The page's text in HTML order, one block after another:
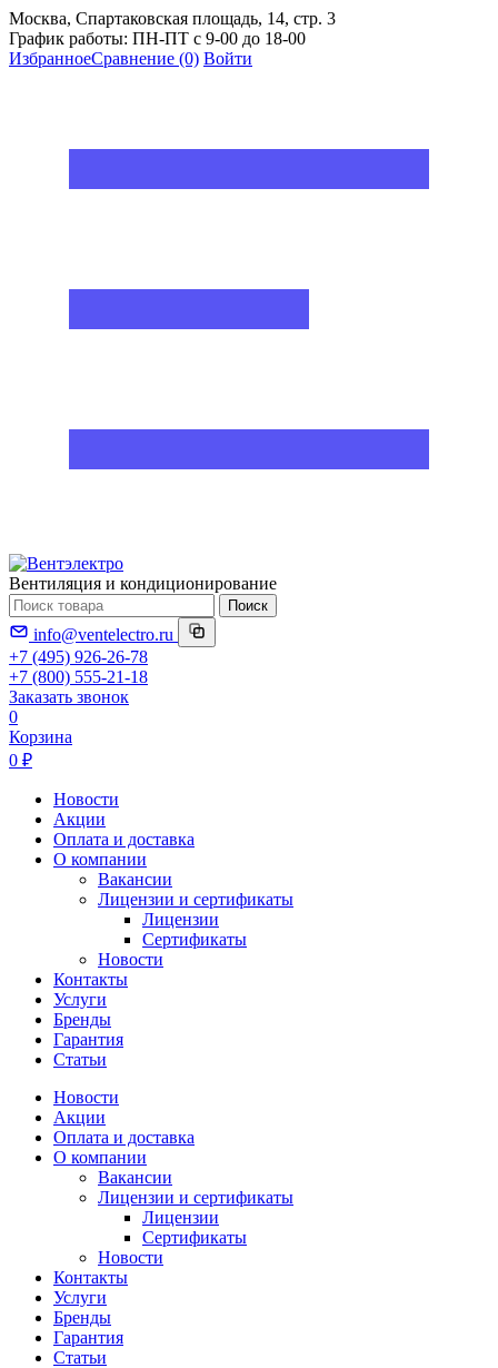
Москва, Спартаковская площадь, 14, стр. 3
График работы: ПН-ПТ с 9-00 до 18-00
ИзбранноеСравнение (0) Войти
Вентиляция и кондиционирование
Поиск
info@ventelectro.ru
+7 (495) 926-26-78
+7 (800) 555-21-18
Заказать звонок
0
Корзина
0 ₽
Новости
Акции
Оплата и доставка
О компании
Вакансии
Лицензии и сертификаты
Лицензии
Сертификаты
Новости
Контакты
Услуги
Бренды
Гарантия
Статьи
Новости
Акции
Оплата и доставка
О компании
Вакансии
Лицензии и сертификаты
Лицензии
Сертификаты
Новости
Контакты
Услуги
Бренды
Гарантия
Статьи